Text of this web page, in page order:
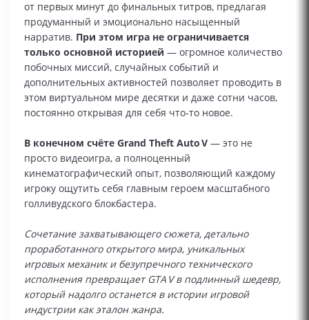
от первых минут до финальных титров, предлагая
продуманный и эмоционально насыщенный
нарратив. При этом игра не ограничивается
только основной историей — огромное количество
побочных миссий, случайных событий и
дополнительных активностей позволяет проводить в
этом виртуальном мире десятки и даже сотни часов,
постоянно открывая для себя что‑то новое.
В конечном счёте Grand Theft Auto V — это не
просто видеоигра, а полноценный
кинематографический опыт, позволяющий каждому
игроку ощутить себя главным героем масштабного
голливудского блокбастера.
Сочетание захватывающего сюжета, детально
проработанного открытого мира, уникальных
игровых механик и безупречного технического
исполнения превращает GTA V в подлинный шедевр,
который надолго останется в истории игровой
индустрии как эталон жанра.